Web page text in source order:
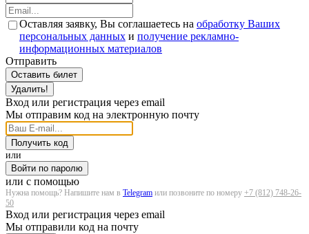
Оставляя заявку, Вы соглашаетесь на обработку Ваших
персональных данных и получение рекламно-
информационных материалов
Отправить
Оставить билет
Удалить!
Вход или регистрация через email
Мы отправим код на электронную почту
Получить код
или
Войти по паролю
или с помощью
Нужна помощь? Напишите нам в Telegram или позвоните по номеру +7 (812) 748-26-
50
Вход или регистрация через email
Мы отправили код на почту